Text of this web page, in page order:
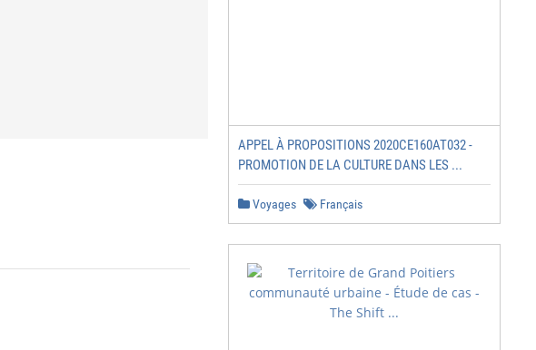
APPEL À PROPOSITIONS 2020CE160AT032 -
PROMOTION DE LA CULTURE DANS LES ...
Voyages Français